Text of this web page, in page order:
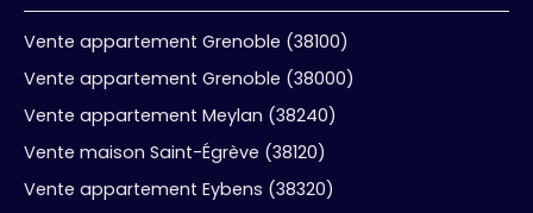
Vente appartement Grenoble (38100)
Vente appartement Grenoble (38000)
Vente appartement Meylan (38240)
Vente maison Saint-Égrève (38120)
Vente appartement Eybens (38320)